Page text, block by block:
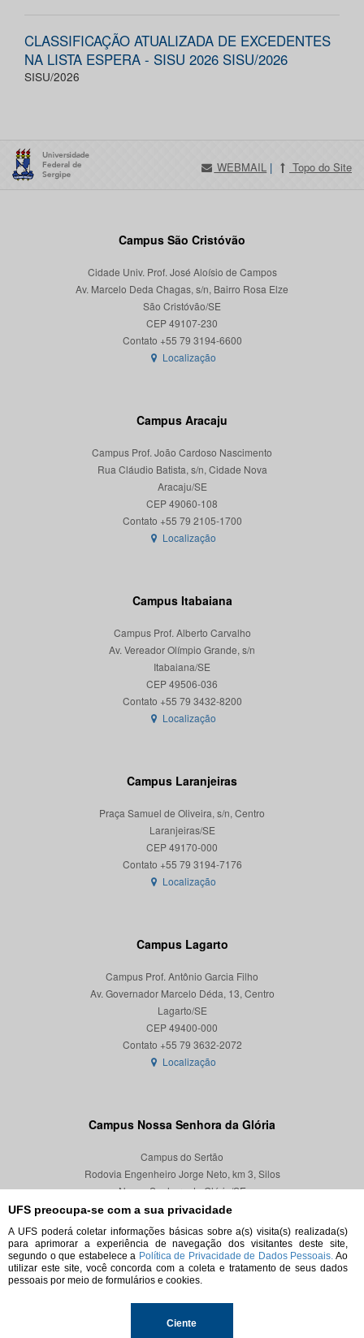
UFS preocupa-se com a sua privacidade
A UFS poderá coletar informações básicas sobre a(s) visita(s) realizada(s)
para aprimorar a experiência de navegação dos visitantes deste site,
segundo o que estabelece a Política de Privacidade de Dados Pessoais. Ao
utilizar este site, você concorda com a coleta e tratamento de seus dados
pessoais por meio de formulários e cookies.
Ciente
CLASSIFICAÇÃO ATUALIZADA DE EXCEDENTES
NA LISTA ESPERA - SISU 2026 SISU/2026
SISU/2026
WEBMAIL | Topo do Site
Campus São Cristóvão
Cidade Univ. Prof. José Aloísio de Campos
Av. Marcelo Deda Chagas, s/n, Bairro Rosa Elze
São Cristóvão/SE
CEP 49107-230
Localização
Campus Aracaju
Campus Prof. João Cardoso Nascimento
Rua Cláudio Batista, s/n, Cidade Nova
Aracaju/SE
CEP 49060-108
Localização
Campus Itabaiana
Campus Prof. Alberto Carvalho
Av. Vereador Olímpio Grande, s/n
Itabaiana/SE
CEP 49506-036
Localização
Campus Laranjeiras
Praça Samuel de Oliveira, s/n, Centro
Laranjeiras/SE
CEP 49170-000
Localização
Campus Lagarto
Campus Prof. Antônio Garcia Filho
Av. Governador Marcelo Déda, 13, Centro
Lagarto/SE
CEP 49400-000
Localização
Campus Nossa Senhora da Glória
Campus do Sertão
Rodovia Engenheiro Jorge Neto, km 3, Silos
Nossa Senhora da Glória/SE
CEP 49680-000
Localização
© 2026. Todos os direitos reservados.